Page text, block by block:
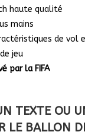
haute qualité
mains
de vol
jeu
par la FIFA
TEXTE OU
LE BALLON